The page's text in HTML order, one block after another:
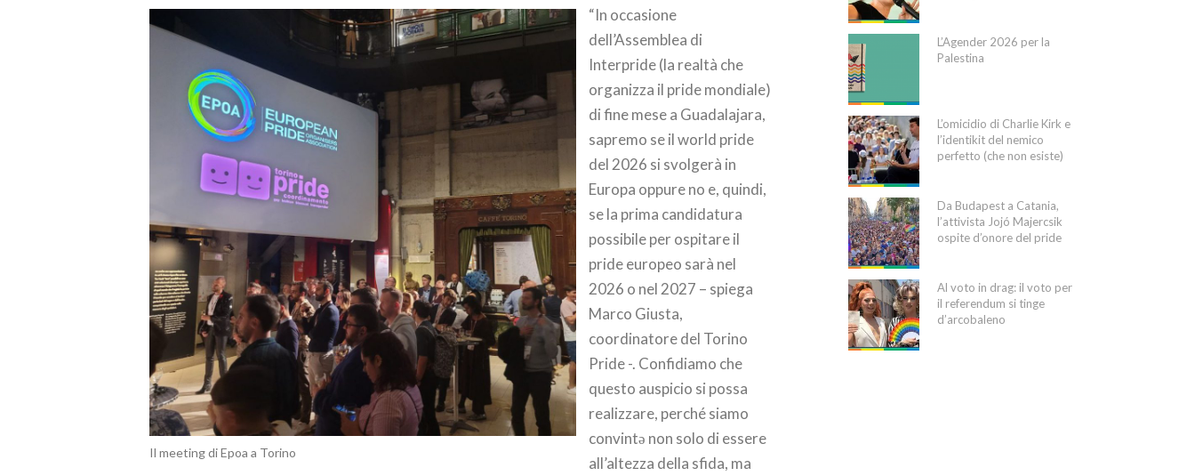
Il meeting di Epoa a Torino
“In occasione
dell’Assemblea di
Interpride (la realtà che
organizza il pride mondiale)
di fine mese a Guadalajara,
sapremo se il world pride
del 2026 si svolgerà in
Europa oppure no e, quindi,
se la prima candidatura
possibile per ospitare il
pride europeo sarà nel
2026 o nel 2027 – spiega
Marco Giusta,
coordinatore del Torino
Pride -. Confidiamo che
questo auspicio si possa
realizzare, perché siamo
convintə non solo di essere
all’altezza della sfida, ma
L’Agender 2026 per la
Palestina
L’omicidio di Charlie Kirk e
l’identikit del nemico
perfetto (che non esiste)
Da Budapest a Catania,
l’attivista Jojó Majercsik
ospite d’onore del pride
Al voto in drag: il voto per
il referendum si tinge
d’arcobaleno